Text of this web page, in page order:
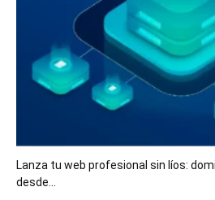
Lanza tu web profesional sin líos:
desde...